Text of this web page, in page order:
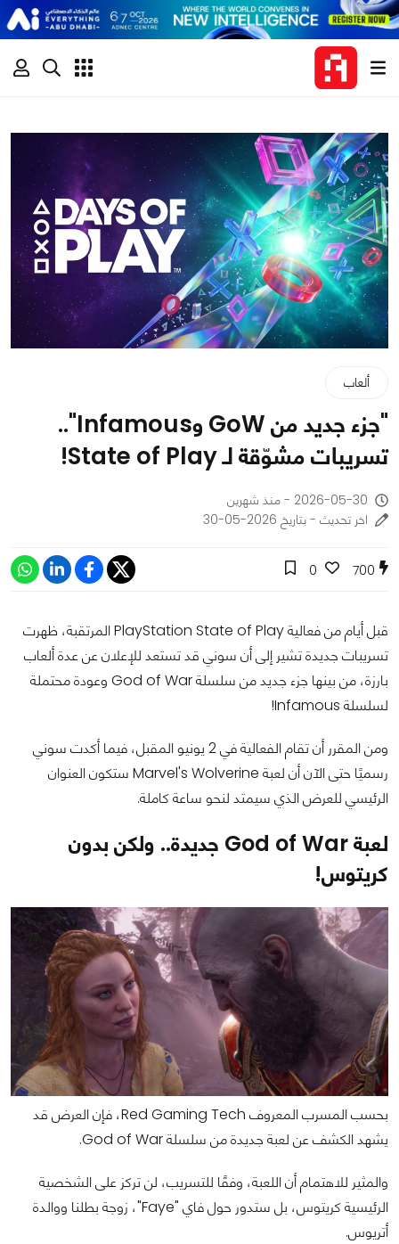
ألعاب
"جزء جديد من GoW وInfamous"..
تسريبات مشوّقة لـ State of Play!
2026-05-30 - منذ شهرين
اخر تحديث - بتاريخ 2026-05-30
700
0
قبل أيام من فعالية PlayStation State of Play المرتقبة، ظهرت
تسريبات جديدة تشير إلى أن سوني قد تستعد للإعلان عن عدة ألعاب
بارزة، من بينها جزء جديد من سلسلة God of War وعودة محتملة
لسلسلة Infamous!
ومن المقرر أن تقام الفعالية في 2 يونيو المقبل، فيما أكدت سوني
رسميًا حتى الآن أن لعبة Marvel's Wolverine ستكون العنوان
الرئيسي للعرض الذي سيمتد لنحو ساعة كاملة.
لعبة God of War جديدة.. ولكن بدون
كريتوس!
بحسب المسرب المعروف Red Gaming Tech، فإن العرض قد
يشهد الكشف عن لعبة جديدة من سلسلة God of War.
والمثير للاهتمام أن اللعبة، وفقًا للتسريب، لن تركز على الشخصية
الرئيسية كريتوس، بل ستدور حول فاي "Faye"، زوجة بطلنا ووالدة
أتريوس.